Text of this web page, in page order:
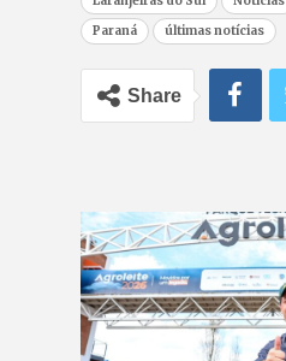
Paraná
últimas notícias
Share